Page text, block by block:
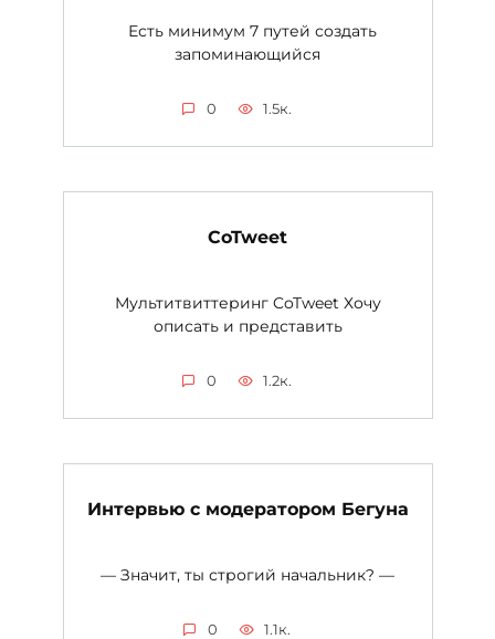
Есть минимум 7 путей создать
запоминающийся
0 1.5к.
CoTweet
Мультитвиттеринг CoTweet Хочу
описать и представить
0 1.2к.
Интервью с модератором Бегуна
— Значит, ты строгий начальник? —
0 1.1к.